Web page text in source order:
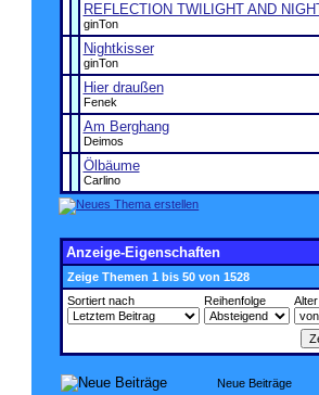
REFLECTION TWILIGHT AND
ginTon
Nightkisser
ginTon
Hier draußen
Fenek
Am Berghang
Deimos
Ölbäume
Carlino
Anzeige-Eigenschaften
Zeige Themen 1 bis 50 von 1528
Sortiert nach
Reihenfolge Alter
Neue Beiträge